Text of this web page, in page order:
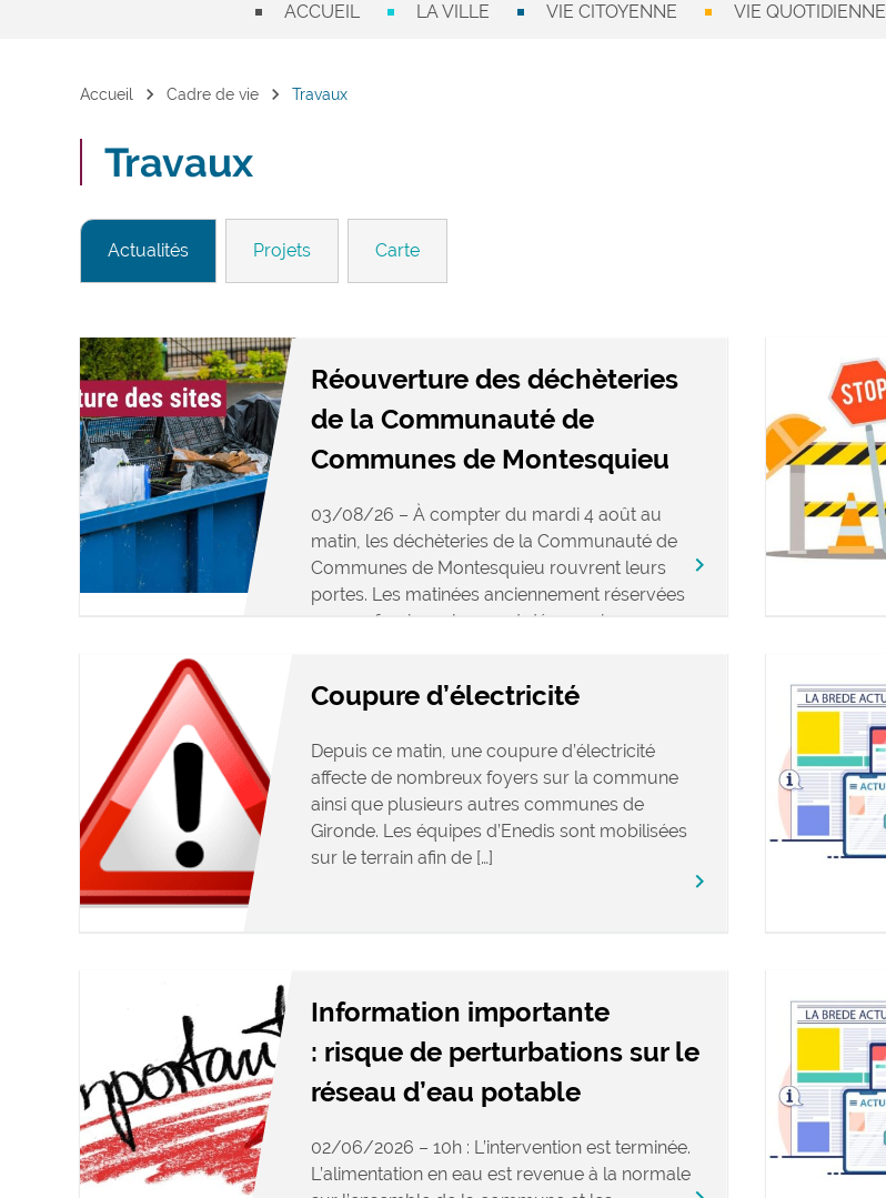
ACCUEIL LA VILLE VIE CITOYENNE VIE QUOTIDIENNE
Accueil chevron_right Cadre de vie chevron_right Travaux
Travaux
Actualités Projets Carte
Réouverture des déchèteries
de la Communauté de
Communes de Montesquieu
03/08/26 – À compter du mardi 4 août au
matin, les déchèteries de la Communauté de
Communes de Montesquieu rouvrent leurs
portes. Les matinées anciennement réservées
aux professionnels seront désormais
keyboard_arrow_right
Coupure d’électricité
Depuis ce matin, une coupure d’électricité
affecte de nombreux foyers sur la commune
ainsi que plusieurs autres communes de
Gironde. Les équipes d’Enedis sont mobilisées
sur le terrain afin de […]
keyboard_arrow_right
Information importante
: risque de perturbations sur le
réseau d’eau potable
02/06/2026 – 10h : L’intervention est terminée.
L’alimentation en eau est revenue à la normale